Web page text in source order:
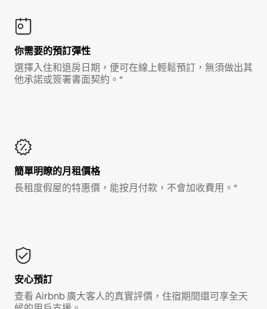
你需要的預訂彈性
選擇入住和退房日期，便可在線上輕鬆預訂，無須做出其
他承諾或簽署書面契約。*
簡單明瞭的月租價格
長租度假屋的特惠價，能按月付款，不會加收費用。*
安心預訂
查看 Airbnb 廣大客人的真實評價，住宿期間還可享全天